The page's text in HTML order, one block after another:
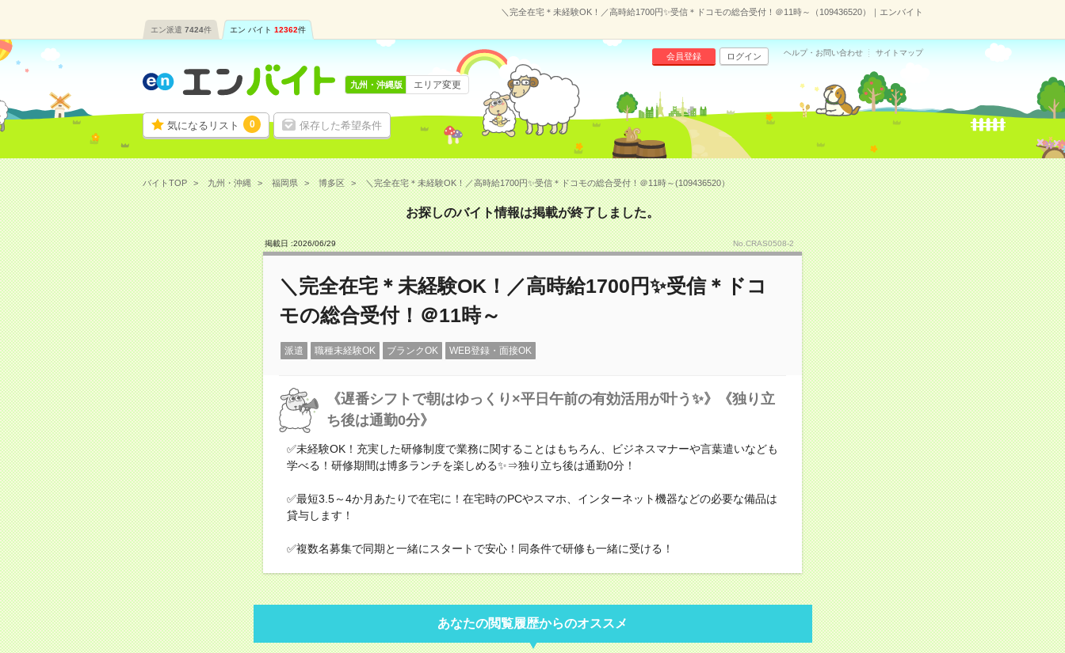
＼完全在宅＊未経験OK！／高時給1700円✨受信＊ドコモの総合受付！＠11時～（109436520）｜エンバイト
エン派遣 7424件 エン バイト 12362件
気になるリスト 0 保存した希望条件
会員登録 ログイン ヘルプ・お問い合わせ サイトマップ
九州・沖縄版 エリア変更
バイトTOP 九州・沖縄 福岡県 博多区 ＼完全在宅＊未経験OK！／高時給1700円✨受信＊ドコモの総合受付！＠11時～(109436520）
お探しのバイト情報は掲載が終了しました。
掲載日 :2026/06/29 No.CRAS0508-2
＼完全在宅＊未経験OK！／高時給1700円✨受信＊ドコ
モの総合受付！＠11時～
派遣 職種未経験OK ブランクOK WEB登録・面接OK
《遅番シフトで朝はゆっくり×平日午前の有効活用が叶う✨》《独り立
ち後は通勤0分》
✅未経験OK！充実した研修制度で業務に関することはもちろん、ビジネスマナーや言葉遣いなども
学べる！研修期間は博多ランチを楽しめる✨⇒独り立ち後は通勤0分！
✅最短3.5～4か月あたりで在宅に！在宅時のPCやスマホ、インターネット機器などの必要な備品は
貸与します！
✅複数名募集で同期と一緒にスタートで安心！同条件で研修も一緒に受ける！
あなたの閲覧履歴からのオススメ